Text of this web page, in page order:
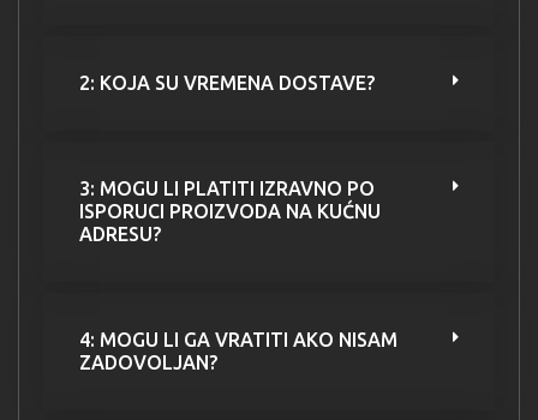
2: KOJA SU VREMENA DOSTAVE?
3: MOGU LI PLATITI IZRAVNO PO
ISPORUCI PROIZVODA NA KUĆNU
ADRESU?
4: MOGU LI GA VRATITI AKO NISAM
ZADOVOLJAN?